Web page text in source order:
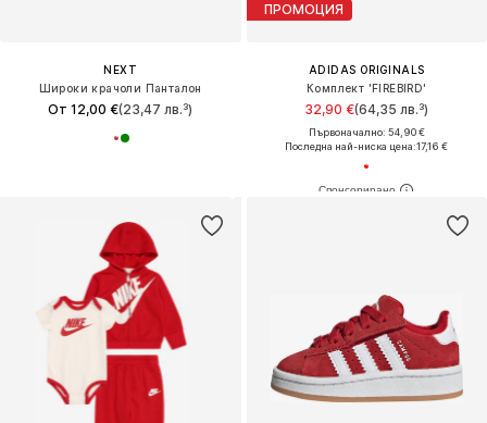
NEXT
Широки крачоли Панталон
От 12,00 €(23,47 лв.³)
ПРОМОЦИЯ
ADIDAS ORIGINALS
Комплект 'FIREBIRD'
32,90 €(64,35 лв.³)
Първоначално: 54,90 €
Последна най-ниска цена:17,16 €